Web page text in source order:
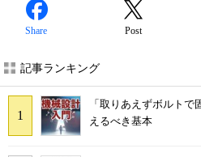
Share Post
記事ランキング
「取りあえずボルト
えるべき基本